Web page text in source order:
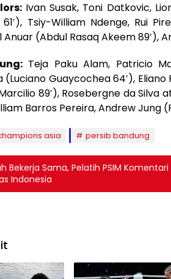
Ivan Susak, Toni Datkovic,
Tsiy-William Ndenge, Rui
Anuar (Abdul Rasaq Akeem 89′),
Teja Paku Alam, Patricio
Guaycochea 64′),
89′), Rosebergne da Silva
Barros Pereira, Andrew Jung
asia persib bandung
Bekerja Sama, Pelatih PSIM
Indonesia